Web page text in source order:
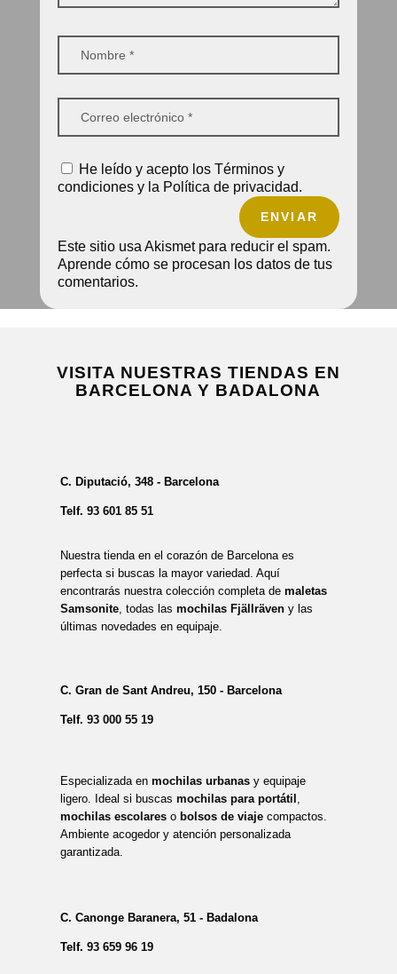
He leído y acepto los Términos y
condiciones y la Política de privacidad.
ENVIAR
Este sitio usa Akismet para reducir el spam.
Aprende cómo se procesan los datos de tus
comentarios.
VISITA NUESTRAS TIENDAS EN
BARCELONA Y BADALONA
C. Diputació, 348 - Barcelona
Telf. 93 601 85 51
Nuestra tienda en el corazón de Barcelona es
perfecta si buscas la mayor variedad. Aquí
encontrarás nuestra colección completa de maletas
Samsonite, todas las mochilas Fjällräveny las
últimas novedades en equipaje.
C. Gran de Sant Andreu, 150 - Barcelona
Telf. 93 000 55 19
Especializada en mochilas urbanasy equipaje
ligero. Ideal si buscas mochilas para portátil
mochilas escolareso bolsos de viajecompactos.
Ambiente acogedor y atención personalizada
garantizada.
C. Canonge Baranera, 51 - Badalona
Telf. 93 659 96 19